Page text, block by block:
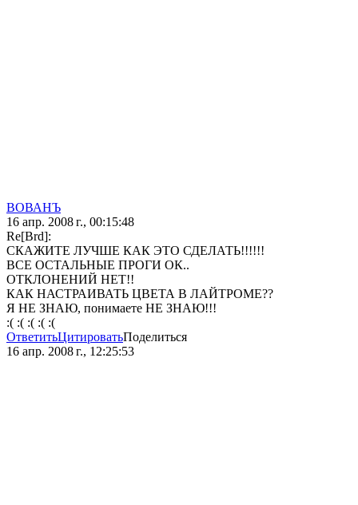
ВОВАНЪ
16 апр. 2008 г., 00:15:48
Re[Brd]:
СКАЖИТЕ ЛУЧШЕ КАК ЭТО СДЕЛАТЬ!!!!!!
ВСЕ ОСТАЛЬНЫЕ ПРОГИ ОК..
ОТКЛОНЕНИЙ НЕТ!!
КАК НАСТРАИВАТЬ ЦВЕТА В ЛАЙТРОМЕ??
Я НЕ ЗНАЮ, понимаете НЕ ЗНАЮ!!!
:( :( :( :( :(
ОтветитьЦитироватьПоделиться
16 апр. 2008 г., 12:25:53